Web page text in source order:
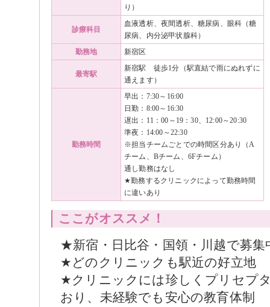
り）
診療科目
血液透析、夜間透析、糖尿病、眼科（糖
尿病、内分泌甲状腺科）
勤務地
新宿区
最寄駅
新宿駅 徒歩1分（駅直結で雨にぬれずに
通えます）
勤務時間
早出：7:30～16:00
日勤：8:00～16:30
遅出：11：00～19：30、12:00～20:30
準夜：14:00～22:30
※担当チームごとでの時間区分あり（A
チーム、Bチーム、6Fチーム）
通し勤務はなし
★勤務するクリニックによって勤務時間
に違いあり
ここがオススメ！
★新宿・日比谷・国領・川越で募集
★どのクリニックも駅近の好立地
★クリニックには珍しくプリセプ
おり、未経験でも安心の教育体制